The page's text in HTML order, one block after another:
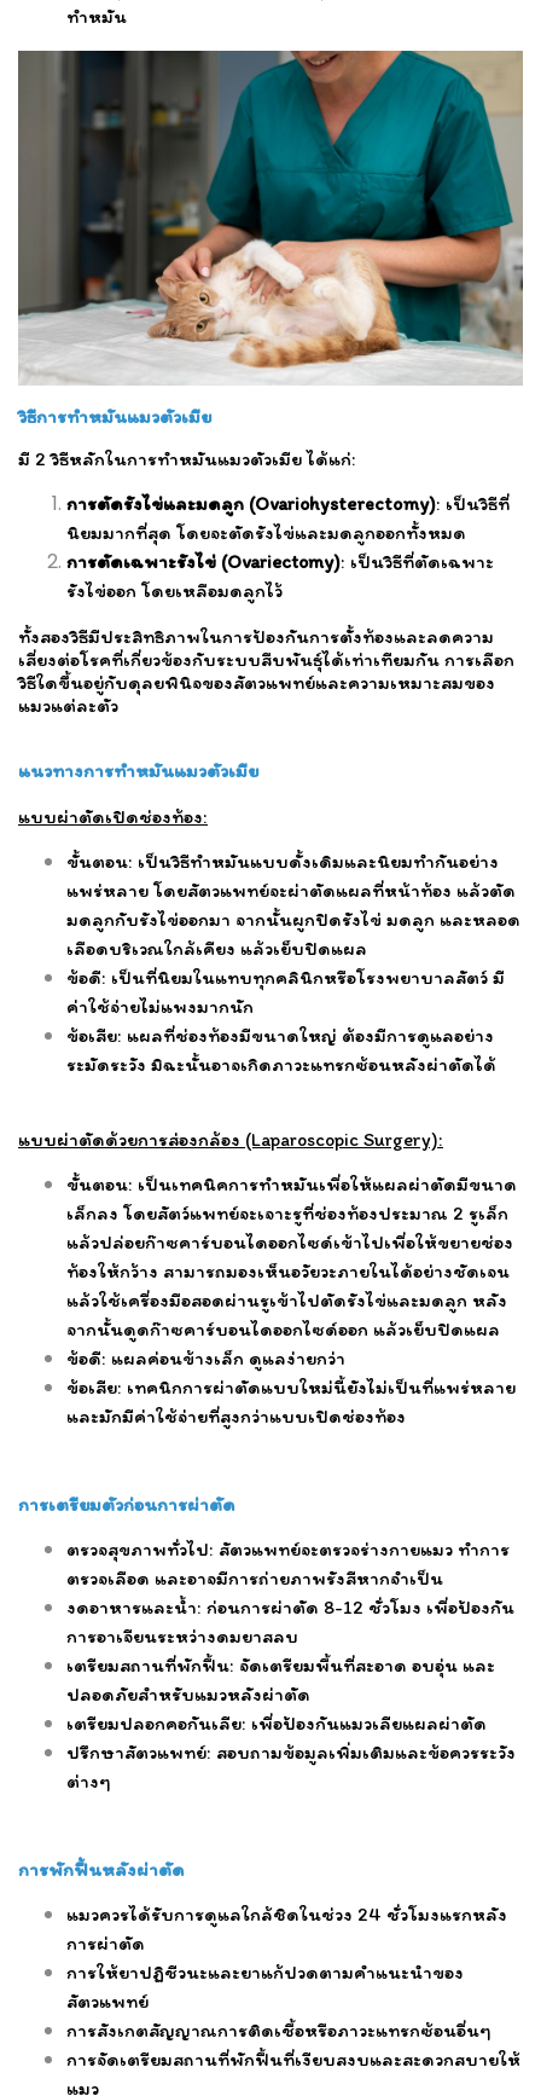
ทำหมัน
วิธีการทำหมันแมวตัวเมีย
มี 2 วิธีหลักในการทำหมันแมวตัวเมีย ได้แก่:
การตัดรังไข่และมดลูก (Ovariohysterectomy): เป็นวิธีที่
นิยมมากที่สุด โดยจะตัดรังไข่และมดลูกออกทั้งหมด
การตัดเฉพาะรังไข่ (Ovariectomy): เป็นวิธีที่ตัดเฉพาะ
รังไข่ออก โดยเหลือมดลูกไว้
ทั้งสองวิธีมีประสิทธิภาพในการป้องกันการตั้งท้องและลดความ
เสี่ยงต่อโรคที่เกี่ยวข้องกับระบบสืบพันธุ์ได้เท่าเทียมกัน การเลือก
วิธีใดขึ้นอยู่กับดุลยพินิจของสัตวแพทย์และความเหมาะสมของ
แมวแต่ละตัว
แนวทางการทำหมันแมวตัวเมีย
แบบผ่าตัดเปิดช่องท้อง:
ขั้นตอน: เป็นวิธีทำหมันแบบดั้งเดิมและนิยมทำกันอย่าง
แพร่หลาย โดยสัตวแพทย์จะผ่าตัดแผลที่หน้าท้อง แล้วตัด
มดลูกกับรังไข่ออกมา จากนั้นผูกปิดรังไข่ มดลูก และหลอด
เลือดบริเวณใกล้เคียง แล้วเย็บปิดแผล
ข้อดี: เป็นที่นิยมในแทบทุกคลินิกหรือโรงพยาบาลสัตว์ มี
ค่าใช้จ่ายไม่แพงมากนัก
ข้อเสีย: แผลที่ช่องท้องมีขนาดใหญ่ ต้องมีการดูแลอย่าง
ระมัดระวัง มิฉะนั้นอาจเกิดภาวะแทรกซ้อนหลังผ่าตัดได้
แบบผ่าตัดด้วยการส่องกล้อง (Laparoscopic Surgery):
ขั้นตอน: เป็นเทคนิคการทำหมันเพื่อให้แผลผ่าตัดมีขนาด
เล็กลง โดยสัตว์แพทย์จะเจาะรูที่ช่องท้องประมาณ 2 รูเล็ก
แล้วปล่อยก๊าซคาร์บอนไดออกไซด์เข้าไปเพื่อให้ขยายช่อง
ท้องให้กว้าง สามารถมองเห็นอวัยวะภายในได้อย่างชัดเจน
แล้วใช้เครื่องมือสอดผ่านรูเข้าไปตัดรังไข่และมดลูก หลัง
จากนั้นดูดก๊าซคาร์บอนไดออกไซด์ออก แล้วเย็บปิดแผล
ข้อดี: แผลค่อนข้างเล็ก ดูแลง่ายกว่า
ข้อเสีย: เทคนิกการผ่าตัดแบบใหม่นี้ยังไม่เป็นที่แพร่หลาย
และมักมีค่าใช้จ่ายที่สูงกว่าแบบเปิดช่องท้อง
การเตรียมตัวก่อนการผ่าตัด
ตรวจสุขภาพทั่วไป: สัตวแพทย์จะตรวจร่างกายแมว ทำการ
ตรวจเลือด และอาจมีการถ่ายภาพรังสีหากจำเป็น
งดอาหารและน้ำ: ก่อนการผ่าตัด 8-12 ชั่วโมง เพื่อป้องกัน
การอาเจียนระหว่างดมยาสลบ
เตรียมสถานที่พักฟื้น: จัดเตรียมพื้นที่สะอาด อบอุ่น และ
ปลอดภัยสำหรับแมวหลังผ่าตัด
เตรียมปลอกคอกันเลีย: เพื่อป้องกันแมวเลียแผลผ่าตัด
ปรึกษาสัตวแพทย์: สอบถามข้อมูลเพิ่มเติมและข้อควรระวัง
ต่างๆ
การพักฟื้นหลังผ่าตัด
แมวควรได้รับการดูแลใกล้ชิดในช่วง 24 ชั่วโมงแรกหลัง
การผ่าตัด
การให้ยาปฏิชีวนะและยาแก้ปวดตามคำแนะนำของ
สัตวแพทย์
การสังเกตสัญญาณการติดเชื้อหรือภาวะแทรกซ้อนอื่นๆ
การจัดเตรียมสถานที่พักฟื้นที่เงียบสงบและสะดวกสบายให้
แมว